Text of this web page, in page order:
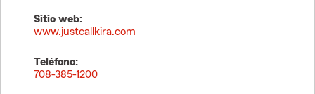
Sitio web:
www.justcallkira.com
Teléfono:
708-385-1200